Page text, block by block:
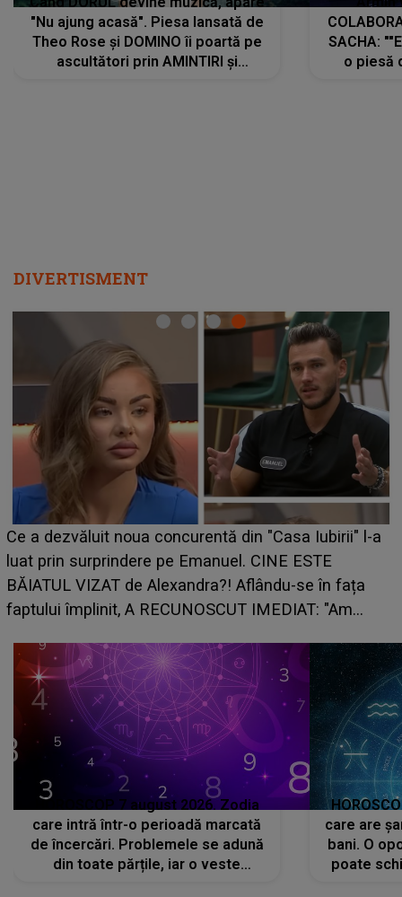
"Nu ajung acasă". Piesa lansată de
Theo Rose și DOMINO îi poartă pe
ascultători prin AMINTIRI și
SACHA:
o piesă
DIVERTISMENT
l-a
HOROSCOP de weekend, 8-9 august 2026.
care riscă să rămână fără bani. O decizie
grabă îi aduce pierderi semnificative și îi dă
planurile peste cap
HOROSCOP 7 august 2026. Zodia
care intră într-o perioadă marcată
de încercări. Problemele se adună
din toate părțile, iar o veste
care are
bani. O
poate